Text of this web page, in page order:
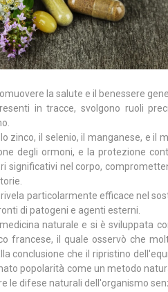
la salute e il benessere
in tracce, svolgono ruoli
zinco, il selenio, il manganese, e
degli ormoni, e la protezione
significativi nel corpo,
particolarmente efficace nel
di patogeni e agenti esterni.
naturale e si è sviluppata
francese, il quale osservò che
conclusione che il ripristino
popolarità come un metodo
le difese naturali dell'organismo